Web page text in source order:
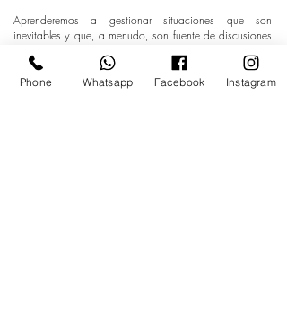
Aprenderemos a gestionar situaciones que son
inevitables y que, a menudo, son fuente de discusiones
centraremos en la importancia que tiene en la relación
el hecho de utilizar grandes dosis de cariño, de buena
Phone Whatsapp Facebook Instagram